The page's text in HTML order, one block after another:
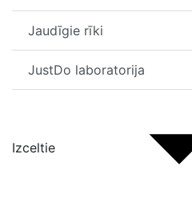
Jaudīgie rīki
JustDo laboratorija
Izceltie